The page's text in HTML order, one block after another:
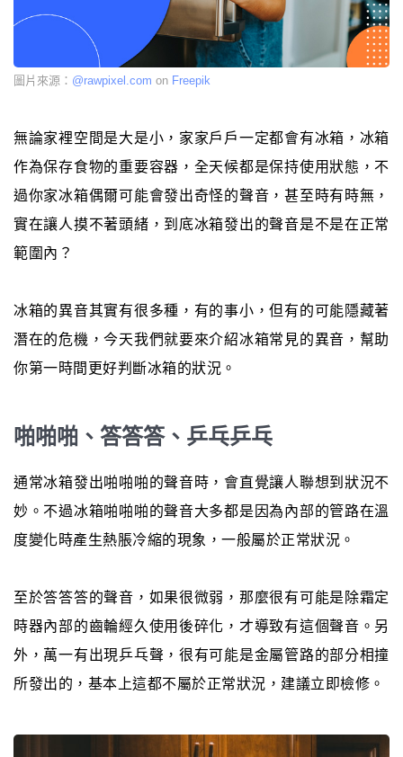
圖片來源： @rawpixel.com on Freepik
無論家裡空間是大是小，家家戶戶一定都會有冰箱，冰箱
作為保存食物的重要容器，全天候都是保持使用狀態，不
過你家冰箱偶爾可能會發出奇怪的聲音，甚至時有時無，
實在讓人摸不著頭緒，到底冰箱發出的聲音是不是在正常
範圍內？
冰箱的異音其實有很多種，有的事小，但有的可能隱藏著
潛在的危機，今天我們就要來介紹冰箱常見的異音，幫助
你第一時間更好判斷冰箱的狀況。
啪啪啪、答答答、乒乓乒乓
通常冰箱發出啪啪啪的聲音時，會直覺讓人聯想到狀況不
妙。不過冰箱啪啪啪的聲音大多都是因為內部的管路在溫
度變化時產生熱脹冷縮的現象，一般屬於正常狀況。
至於答答答的聲音，如果很微弱，那麼很有可能是除霜定
時器內部的齒輪經久使用後碎化，才導致有這個聲音。另
外，萬一有出現乒乓聲，很有可能是金屬管路的部分相撞
所發出的，基本上這都不屬於正常狀況，建議立即檢修。